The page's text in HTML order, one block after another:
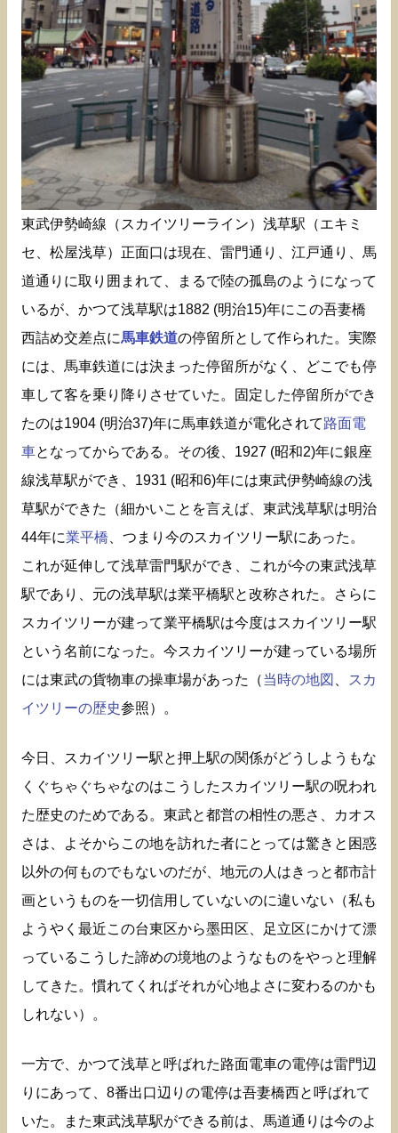
東武伊勢崎線（スカイツリーライン）浅草駅（エキミ
セ、松屋浅草）正面口は現在、雷門通り、江戸通り、馬
道通りに取り囲まれて、まるで陸の孤島のようになって
いるが、かつて浅草駅は1882 (明治15)年にこの吾妻橋
西詰め交差点に馬車鉄道の停留所として作られた。実際
には、馬車鉄道には決まった停留所がなく、どこでも停
車して客を乗り降りさせていた。固定した停留所ができ
たのは1904 (明治37)年に馬車鉄道が電化されて路面電
車となってからである。その後、1927 (昭和2)年に銀座
線浅草駅ができ、1931 (昭和6)年には東武伊勢崎線の浅
草駅ができた（細かいことを言えば、東武浅草駅は明治
44年に業平橋 、つまり今のスカイツリー駅にあった。
これが延伸して浅草雷門駅ができ、これが今の東武浅草
駅であり、元の浅草駅は業平橋駅と改称された。さらに
スカイツリーが建って業平橋駅は今度はスカイツリー駅
という名前になった。今スカイツリーが建っている場所
には東武の貨物車の操車場があった（当時の地図
スカ
イツリーの歴史参照）。
今日、スカイツリー駅と押上駅の関係がどうしようもな
くぐちゃぐちゃなのはこうしたスカイツリー駅の呪われ
た歴史のためである。東武と都営の相性の悪さ、カオス
さは、よそからこの地を訪れた者にとっては驚きと困惑
以外の何ものでもないのだが、地元の人はきっと都市計
画というものを一切信用していないのに違いない（私も
ようやく最近この台東区から墨田区、足立区にかけて漂
っているこうした諦めの境地のようなものをやっと理解
してきた。慣れてくればそれが心地よさに変わるのかも
しれない）。
一方で、かつて浅草と呼ばれた路面電車の電停は雷門辺
りにあって、8番出口辺りの電停は吾妻橋西と呼ばれて
いた。また東武浅草駅ができる前は、馬道通りは今のよ